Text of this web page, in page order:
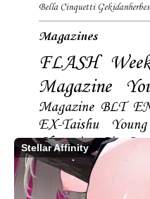
Stellar Affinity
Bella Cinquetti
Magazines
FLASH
Magazine
Magazine BLT
EX-Taishu
Champion Big
Shonen Magazine
Champion
Sunday
Photobooks